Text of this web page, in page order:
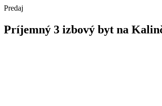
Predaj
Príjemný 3 izbový byt na